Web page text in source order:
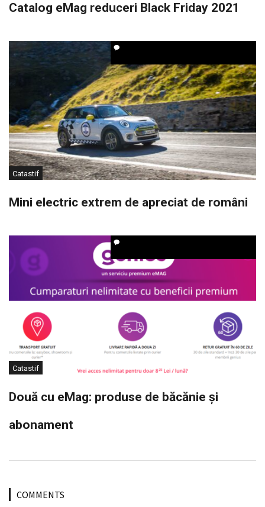
Catalog eMag reduceri Black Friday 2021
Catastif
Mini electric extrem de apreciat de români
Catastif
Două cu eMag: produse de băcănie și
abonament
COMMENTS